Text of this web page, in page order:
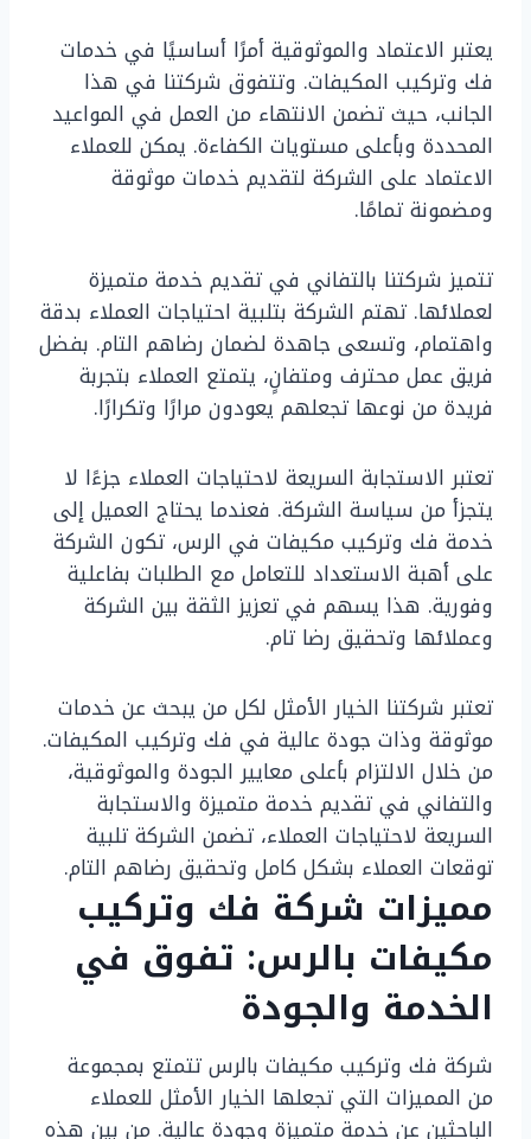
يعتبر الاعتماد والموثوقية أمرًا أساسيًا في خدمات
فك وتركيب المكيفات. وتتفوق شركتنا في هذا
الجانب، حيث تضمن الانتهاء من العمل في المواعيد
المحددة وبأعلى مستويات الكفاءة. يمكن للعملاء
الاعتماد على الشركة لتقديم خدمات موثوقة
ومضمونة تمامًا.
تتميز شركتنا بالتفاني في تقديم خدمة متميزة
لعملائها. تهتم الشركة بتلبية احتياجات العملاء بدقة
واهتمام، وتسعى جاهدة لضمان رضاهم التام. بفضل
فريق عمل محترف ومتفانٍ، يتمتع العملاء بتجربة
فريدة من نوعها تجعلهم يعودون مرارًا وتكرارًا.
تعتبر الاستجابة السريعة لاحتياجات العملاء جزءًا لا
يتجزأ من سياسة الشركة. فعندما يحتاج العميل إلى
خدمة فك وتركيب مكيفات في الرس، تكون الشركة
على أهبة الاستعداد للتعامل مع الطلبات بفاعلية
وفورية. هذا يسهم في تعزيز الثقة بين الشركة
وعملائها وتحقيق رضا تام.
تعتبر شركتنا الخيار الأمثل لكل من يبحث عن خدمات
موثوقة وذات جودة عالية في فك وتركيب المكيفات.
من خلال الالتزام بأعلى معايير الجودة والموثوقية،
والتفاني في تقديم خدمة متميزة والاستجابة
السريعة لاحتياجات العملاء، تضمن الشركة تلبية
توقعات العملاء بشكل كامل وتحقيق رضاهم التام.
مميزات شركة فك وتركيب
مكيفات بالرس: تفوق في
الخدمة والجودة
شركة فك وتركيب مكيفات بالرس تتمتع بمجموعة
من المميزات التي تجعلها الخيار الأمثل للعملاء
الباحثين عن خدمة متميزة وجودة عالية. من بين هذه